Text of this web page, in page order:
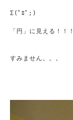
Σ(ﾟﾛﾟ;)
「円」に見える！！！
すみません。。。